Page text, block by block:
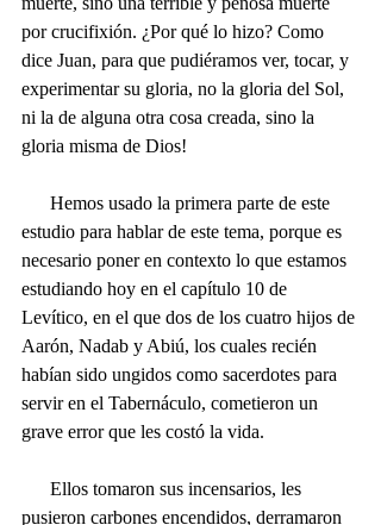
por crucifixión. ¿Por qué lo hizo? Como
dice Juan, para que pudiéramos ver, tocar, y
experimentar su gloria, no la gloria del Sol,
ni la de alguna otra cosa creada, sino la
gloria misma de Dios!
estudio para hablar de este tema, porque es
necesario poner en contexto lo que estamos
estudiando hoy en el capítulo 10 de
Levítico, en el que dos de los cuatro hijos de
Aarón, Nadab y Abiú, los cuales recién
habían sido ungidos como sacerdotes para
servir en el Tabernáculo, cometieron un
grave error que les costó la vida.
pusieron carbones encendidos, derramaron